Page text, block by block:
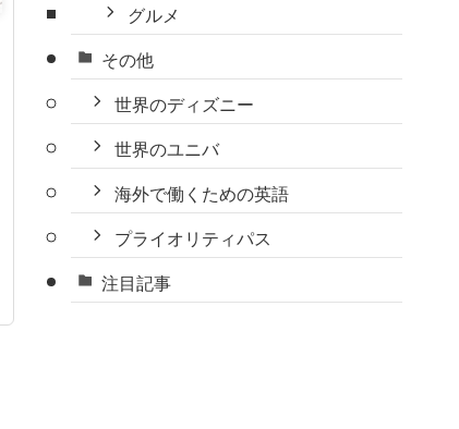
グルメ
その他
世界のディズニー
世界のユニバ
海外で働くための英語
プライオリティパス
注目記事